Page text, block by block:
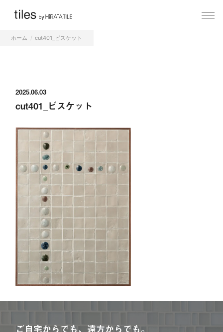
ホーム cut401_ビスケット
2025.06.03
cut401_ビスケット
ご自宅からでも、遠方からでも。